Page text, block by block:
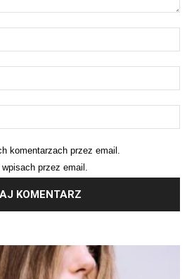
komentarzach przez email.
przez email.